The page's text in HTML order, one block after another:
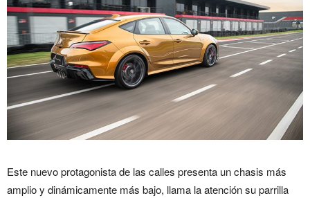
Este nuevo protagonista de las calles presenta un chasis más
amplio y dinámicamente más bajo, llama la atención su parrilla